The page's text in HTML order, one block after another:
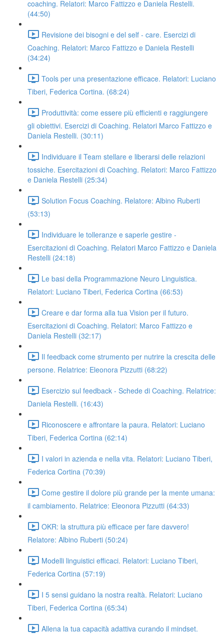
coaching. Relatori: Marco Fattizzo e Daniela Restelli.
(44:50)
Revisione dei bisogni e del self - care. Esercizi di
Coaching. Relatori: Marco Fattizzo e Daniela Restelli
(34:24)
Tools per una presentazione efficace. Relatori: Luciano
Tiberi, Federica Cortina. (68:24)
Produttività: come essere più efficienti e raggiungere
gli obiettivi. Esercizi di Coaching. Relatori Marco Fattizzo e
Daniela Restelli. (30:11)
Individuare il Team stellare e liberarsi delle relazioni
tossiche. Esercitazioni di Coaching. Relatori: Marco Fattizzo
e Daniela Restelli (25:34)
Solution Focus Coaching. Relatore: Albino Ruberti
(53:13)
Individuare le tolleranze e saperle gestire -
Esercitazioni di Coaching. Relatori Marco Fattizzo e Daniela
Restelli (24:18)
Le basi della Programmazione Neuro Linguistica.
Relatori: Luciano Tiberi, Federica Cortina (66:53)
Creare e dar forma alla tua Vision per il futuro.
Esercitazioni di Coaching. Relatori: Marco Fattizzo e
Daniela Restelli (32:17)
Il feedback come strumento per nutrire la crescita delle
persone. Relatrice: Eleonora Pizzutti (68:22)
Esercizio sul feedback - Schede di Coaching. Relatrice:
Daniela Restelli. (16:43)
Riconoscere e affrontare la paura. Relatori: Luciano
Tiberi, Federica Cortina (62:14)
I valori in azienda e nella vita. Relatori: Luciano Tiberi,
Federica Cortina (70:39)
Come gestire il dolore più grande per la mente umana:
il cambiamento. Relatrice: Eleonora Pizzutti (64:33)
OKR: la struttura più efficace per fare davvero!
Relatore: Albino Ruberti (50:24)
Modelli linguistici efficaci. Relatori: Luciano Tiberi,
Federica Cortina (57:19)
I 5 sensi guidano la nostra realtà. Relatori: Luciano
Tiberi, Federica Cortina (65:34)
Allena la tua capacità adattiva curando il mindset.